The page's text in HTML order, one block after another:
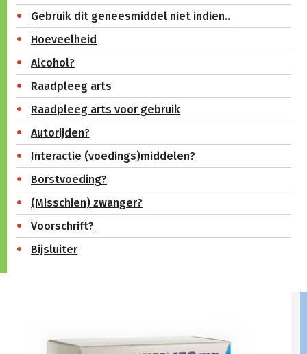
Gebruik dit geneesmiddel niet indien..
Hoeveelheid
Alcohol?
Raadpleeg arts
Raadpleeg arts voor gebruik
Autorijden?
Interactie (voedings)middelen?
Borstvoeding?
(Misschien) zwanger?
Voorschrift?
Bijsluiter